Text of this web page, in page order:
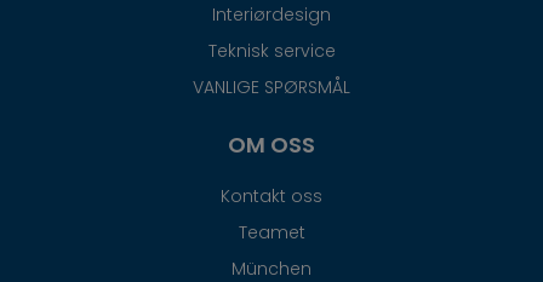
Interiørdesign
Teknisk service
VANLIGE SPØRSMÅL
OM OSS
Kontakt oss
Teamet
München